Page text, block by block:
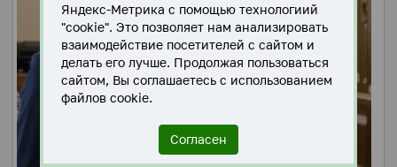
Яндекс-Метрика с помощью технологиий
"cookie". Это позволяет нам анализировать
взаимодействие посетителей с сайтом и
делать его лучше. Продолжая пользоваться
сайтом, Вы соглашаетесь с использованием
файлов cookie.
Согласен